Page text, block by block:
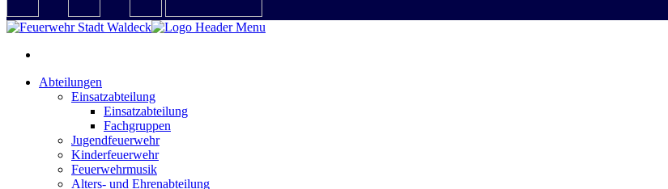
Abteilungen
Einsatzabteilung
Einsatzabteilung
Fachgruppen
Jugendfeuerwehr
Kinderfeuerwehr
Feuerwehrmusik
Alters- und Ehrenabteilung